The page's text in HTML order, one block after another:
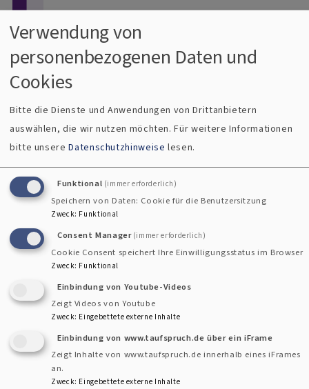
Direkt zum Inhalt
Dekanat Uffenheim
Evangelisch im Gollachgau
Breadcrumb
Startseite Freie Stellen Berufe in Kirche und Diakonie
Sozialpädagogen
Beschreibung| Sozialpädagogen arbeiten in kirchlichen
und diakonischen Jugendeinrichtungen, Kindertagesstätten
und Schulen, in der offenen Jugendarbeit, in
Krankenhäusern und Pflegeheimen oder in
Beratungsstellen der Diakonie. Sie unterstützen und
Verwendung von
personenbezogenen Daten und
Cookies
Bitte die Dienste und Anwendungen von Drittanbietern
auswählen, die wir nutzen möchten.Für weitere Informationen
bitte unsereDatenschutzhinweise lesen.
Funktional (immer erforderlich)
Speichern von Daten: Cookie für die Benutzersitzung
Zweck: Funktional
Consent Manager (immer erforderlich)
Cookie Consent speichert Ihre Einwilligungsstatus im Browser
Zweck: Funktional
Einbindung von Youtube-Videos
Zeigt Videos von Youtube
Zweck: Eingebettete externe Inhalte
Einbindung von www.taufspruch.de über ein iFrame
Zeigt Inhalte von www.taufspruch.de innerhalb eines iFrames
an.
Zweck: Eingebettete externe Inhalte